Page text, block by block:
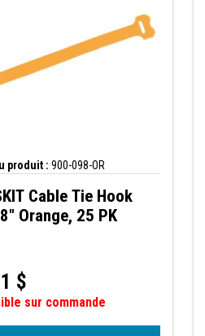
produit : 900-098-OR
Cable Tie Hook
Orange, 25 PK
$
sur commande